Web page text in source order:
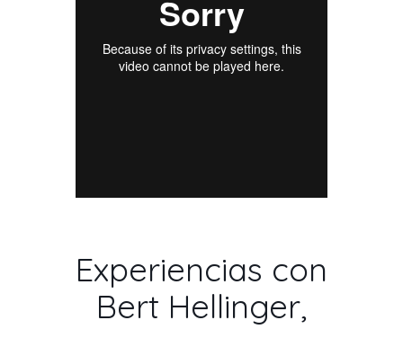
Experiencias con
Bert Hellinger,